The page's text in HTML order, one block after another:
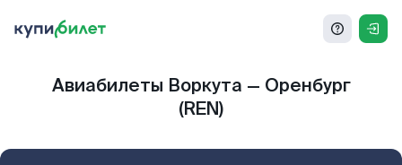
Авиабилеты Воркута — Оренбург
(REN)